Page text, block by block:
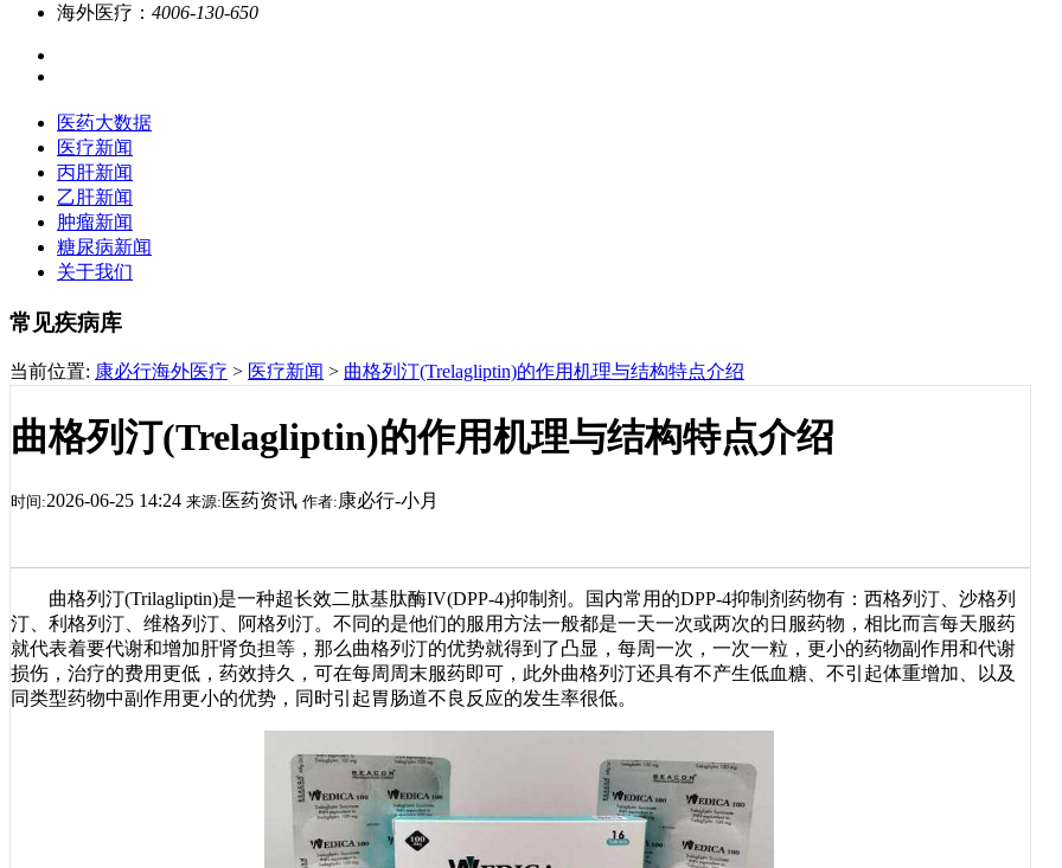
海外医疗： 4006-130-650
医药大数据
医疗新闻
丙肝新闻
乙肝新闻
肿瘤新闻
糖尿病新闻
关于我们
常见疾病库
当前位置: 康必行海外医疗 > 医疗新闻 > 曲格列汀(Trelagliptin)的作用机理与结构特点介绍
曲格列汀(Trelagliptin)的作用机理与结构特点介绍
时间:2026-06-25 14:24 来源: 医药资讯 作者: 康必行-小月
曲格列汀(Trilagliptin)是一种超长效二肽基肽酶IV(DPP-4)抑制剂。国内常用的DPP-4抑制剂药物有：西格列汀、沙格列
汀、利格列汀、维格列汀、阿格列汀。不同的是他们的服用方法一般都是一天一次或两次的日服药物，相比而言每天服药
就代表着要代谢和增加肝肾负担等，那么曲格列汀的优势就得到了凸显，每周一次，一次一粒，更小的药物副作用和代谢
损伤，治疗的费用更低，药效持久，可在每周周末服药即可，此外曲格列汀还具有不产生低血糖、不引起体重增加、以及
同类型药物中副作用更小的优势，同时引起胃肠道不良反应的发生率很低。